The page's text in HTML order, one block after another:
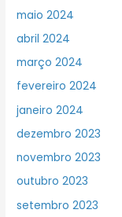
maio 2024
abril 2024
março 2024
fevereiro 2024
janeiro 2024
dezembro 2023
novembro 2023
outubro 2023
setembro 2023